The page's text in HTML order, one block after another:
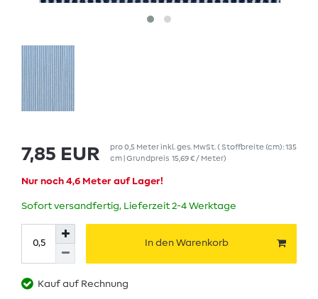
7,85 EUR pro0,5 Meterinkl. ges. MwSt. ( Stoffbreite (cm): 135
cm | Grundpreis 15,69 € / Meter)
Nur noch 4,6 Meter auf Lager!
Sofort versandfertig, Lieferzeit 2-4 Werktage
In den Warenkorb
Kauf auf Rechnung